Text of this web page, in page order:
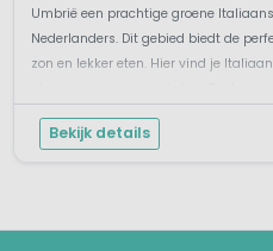
Umbrië een prachtige groene
Nederlanders. Dit gebied biedt de
zon en lekker eten. Hier vind je
Bekijk details